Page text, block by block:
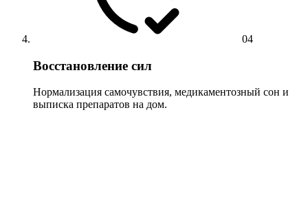
04
Восстановление сил
Нормализация самочувствия, медикаментозный сон и
выписка препаратов на дом.